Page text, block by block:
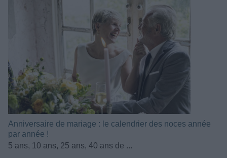
Anniversaire de mariage : le calendrier des noces année
par année !
5 ans, 10 ans, 25 ans, 40 ans de ...